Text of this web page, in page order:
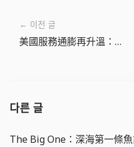
← 이전 글
美國服務通膨再升溫：6月更該防守成本，而不是等待降息
다른 글
The Big One：深海第一條